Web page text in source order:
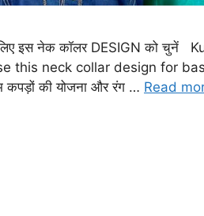
इस नेक कॉलर DESIGN को चुनें
this neck collar design for
की योजना और रंग … Read